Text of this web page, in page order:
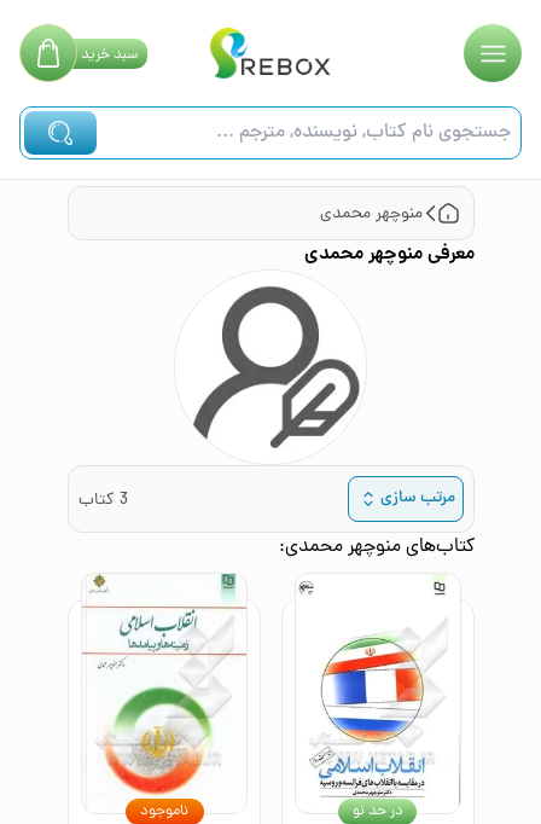
سبدخرید
منوچهر محمدی
معرفیمنوچهر محمدی
مرتب سازی 3 کتاب
کتاب‌هایمنوچهر محمدی:
در حد نو ناموجود